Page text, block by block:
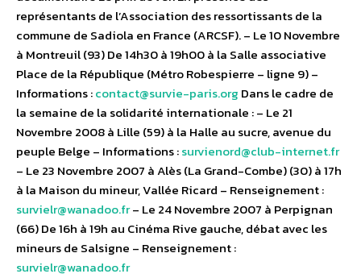
représentants de l’Association des ressortissants de la
commune de Sadiola en France (ARCSF). – Le 10 Novembre
à Montreuil (93) De 14h30 à 19h00 à la Salle associative
Place de la République (Métro Robespierre – ligne 9) –
Informations :contact@survie-paris.org Dans le cadre de
la semaine de la solidarité internationale : – Le 21
Novembre 2008 à Lille (59) à la Halle au sucre, avenue du
peuple Belge – Informations :survienord@club-internet.fr
– Le 23 Novembre 2007 à Alès (La Grand-Combe) (30) à 17h
à la Maison du mineur, Vallée Ricard – Renseignement :
survielr@wanadoo.fr– Le 24 Novembre 2007 à Perpignan
(66) De 16h à 19h au Cinéma Rive gauche, débat avec les
mineurs de Salsigne – Renseignement :
survielr@wanadoo.fr